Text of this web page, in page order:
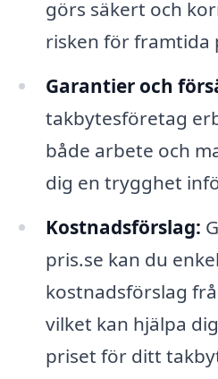
görs säkert och
risken för framtida
Garantier och
takbytesföretag
både arbete och
dig en trygghet
Kostnadsförslag:
pris.se kan du
kostnadsförslag
vilket kan hjälpa
priset för ditt